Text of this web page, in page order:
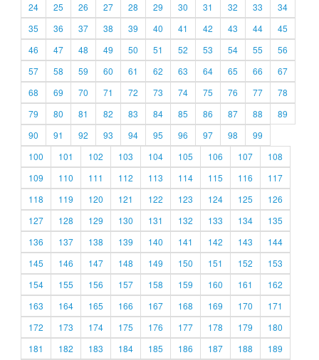
24
25 26 27 28 29 30 31 32 33
34
35
36 37 38 39 40 41 42 43 44
45
46
47 48 49 50 51 52 53 54 55
56
57
58 59 60 61 62 63 64 65 66
67
68
69 70 71 72 73 74 75 76 77
78
79
80 81 82 83 84 85 86 87 88
89
90
91 92 93 94 95 96 97 98
99
100
101 102 103 104 105 106 107
108
109
110 111 112 113 114 115 116
117
118
119 120 121 122 123 124 125
126
127
128 129 130 131 132 133 134
135
136
137 138 139 140 141 142 143
144
145
146 147 148 149 150 151 152
153
154
155 156 157 158 159 160 161
162
163
164 165 166 167 168 169 170
171
172
173 174 175 176 177 178 179
180
181
182 183 184 185 186 187 188
189